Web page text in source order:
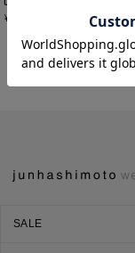
¥
SALE